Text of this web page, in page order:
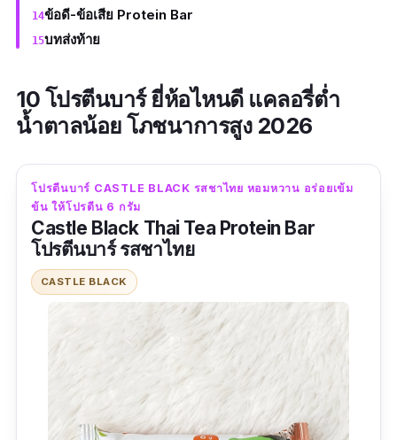
ข้อดี-ข้อเสีย Protein Bar
บทส่งท้าย
10 โปรตีนบาร์ ยี่ห้อไหนดี แคลอรี่ต่ำ
น้ำตาลน้อย โภชนาการสูง 2026
โปรตีนบาร์ CASTLE BLACK รสชาไทย หอมหวาน อร่อยเข้ม
ข้น ให้โปรตีน 6 กรัม
Castle Black Thai Tea Protein Bar
โปรตีนบาร์ รสชาไทย
CASTLE BLACK